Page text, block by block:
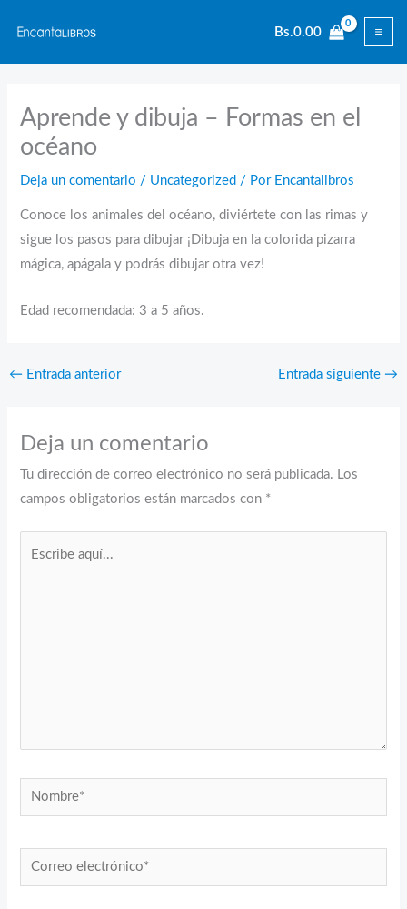
contenido
Bs.0.00
Aprende y dibuja – Formas en el
océano
Deja un comentario / Uncategorized / Por Encantalibros
Conoce los animales del océano, diviértete con las rimas y
sigue los pasos para dibujar ¡Dibuja en la colorida pizarra
mágica, apágala y podrás dibujar otra vez!
Edad recomendada: 3 a 5 años.
← Entrada anterior Entrada siguiente →
Deja un comentario
Tu dirección de correo electrónico no será publicada. Los
campos obligatorios están marcados con *
Nombre*
Correo
electrónico*